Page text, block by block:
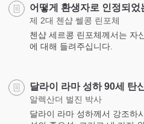
어떻게 환생자로 인정되었
제 2대 첸샵 쎌콩 린포체
첸샵 세르콩 린포체께서는 자
에 대해 들려주십니다.
달라이 라마 성하 90세 탄
알렉산더 벌진 박사
달라이 라마 성하께서 강조하